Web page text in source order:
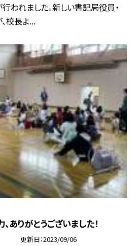
われました。新しい書記局役員・
校長よ...
ありがとうございました！
更新日 2023/09/06